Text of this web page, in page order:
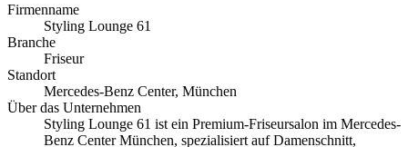
Firmenname
Styling Lounge 61
Branche
Friseur
Standort
Mercedes-Benz Center, München
Über das Unternehmen
Styling Lounge 61 ist ein Premium-Friseursalon im Mercedes-
Benz Center München, spezialisiert auf Damenschnitt,